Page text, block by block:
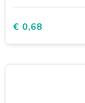
€ 0,68